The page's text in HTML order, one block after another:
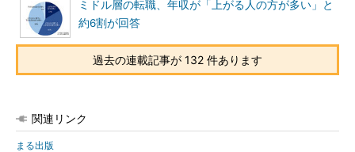
ミドル層の転職、年収が「上がる人の方が多い」と
約6割が回答
過去の連載記事が 132 件あります
関連リンク
まる出版